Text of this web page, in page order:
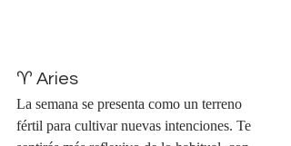
♈ Aries
La semana se presenta como un terreno
fértil para cultivar nuevas intenciones. Te